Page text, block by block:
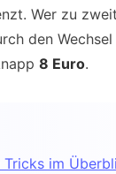
Wer zu
den
8 Euro.
im